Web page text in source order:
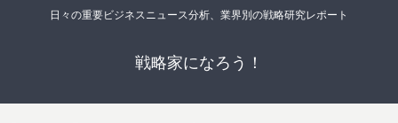
日々の重要ビジネスニュース分析、業界別の戦略研究レポート
戦略家になろう！